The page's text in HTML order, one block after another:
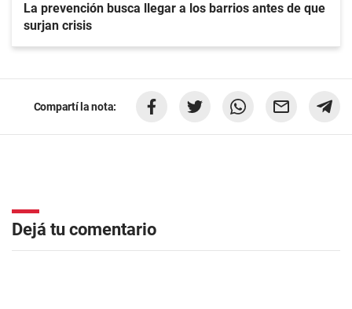
La prevención busca llegar a los barrios antes de que
surjan crisis
Compartí la nota:
Dejá tu comentario